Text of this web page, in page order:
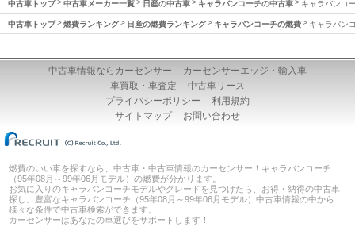
中古車トップ 中古車メーカー一覧 日産の中古車 キャラバンコーチの中古車 キャラバンコ
中古車トップ 燃費ランキング 日産の燃費ランキング キャラバンコーチの燃費 キャラバン
中古車情報ならカーセンサー
カーセンサーエッジ・輸入車
車買取・車査定
中古車リース
プライバシーポリシー
利用規約
サイトマップ
お問い合わせ
燃費のいい車を探すなら、中古車・中古車情報のカーセンサー！キャラバンコーチ
（95年08月～99年06月モデル）の燃費が分かります。
お気に入りのキャラバンコーチモデルやグレードを見つけたら、お得・納得の中古車
探し。豊富なキャラバンコーチ（95年08月～99年06月モデル）中古車情報の中から
様々な条件で中古車検索ができます。
カーセンサーはあなたの車選びをサポートします！